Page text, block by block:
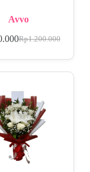
Avvo
Rp1.200.000